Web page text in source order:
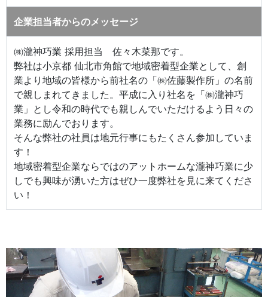
企業担当者からのメッセージ
㈱瀧神巧業 採用担当 佐々木菜那です。
弊社は小京都 仙北市角館で地域密着型企業として、創
業より地域の皆様から前社名の「㈱佐藤製作所」の名前
で親しまれてきました。平成に入り社名を「㈱瀧神巧
業」とし令和の時代でも親しんでいただけるよう日々の
業務に励んでおります。
そんな弊社の社員は地元行事にもたくさん参加していま
す！
地域密着型企業ならではのアットホームな瀧神巧業に少
しでも興味が湧いた方はぜひ一度弊社を見に来てくださ
い！